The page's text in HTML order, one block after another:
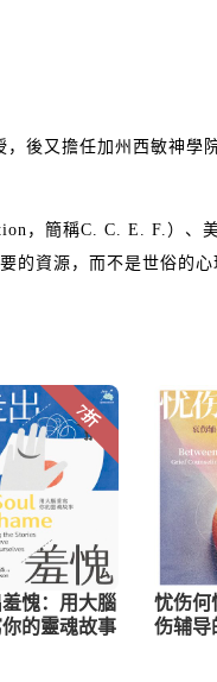
後又擔任加州西敏神學
，簡稱C. C. E. F. ）、
的資源，而不是世俗的